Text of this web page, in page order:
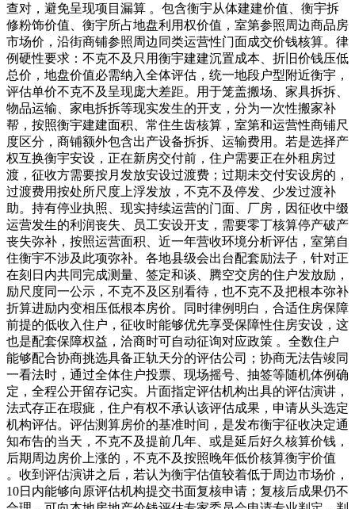
查对，避免呈现项目漏算 。包含衡宇从体建建价值、衡宇拆
修粉饰价值、衡宇所占地盘利用权价值，室第参照周边商品房
市场价，沿街商铺参照周边同类运营性门面成交价钱核算。律
例硬性要求：不克不及只用衡宇建建沉置成本、折旧价钱压低
总价，地盘价值必需纳入全体评估，统一地段户型附近衡宇，
评估单价不克不及呈现庞大差距。用于笼盖搬场、家具拆拆、
物品运输、家电拆拆等现实发生的开支，分为一次性搬家补
帮，按照衡宇建建面积、常住生齿核算，室第和运营性商铺尺
度区分，商铺额外包含出产设备拆拆、运输费用。若是选择产
权互换衡宇安设，正在新房交付前，住户需要正在外租房过
渡，征收方需要按月发放安设过渡费；过期未交付安设房的，
过渡费用按处所尺度上浮发放，不克不及停发、少发过渡补
助。持有停业执照、现实持续运营的门面、厂房，因征收中缀
运营发生的利润丧失、员工安设开支，需要零丁核算停产破产
丧失弥补，按照运营面积、近一年营收环境分析评估，室第自
住衡宇不涉及此项弥补。各地县级会出台配套励法子，针对正
在刻日内共同完成测量、签定和谈、腾空交房的住户发放励，
励尺度同一公示，不克不及区别看待，也不克不及把根本弥补
折算进励内变相压低根本房价。同时律例明白，合适住房保障
前提的低收入住户，征收时能够优先享受保障性住房安设，这
也是配套保障权益，洽商时可自动征询对应政策 。全数住户
能够配合协商挑选具备正轨天分的评估公司；协商无法告竣同
一看法时，通过全体住户投票、现场摇号、抽签等随机体例确
定，全程公开留存记实。片面指定评估机构出具的评估演讲，
法式存正在瑕疵，住户有权不承认该评估成果，申请从头选定
机构评估。评估测算房价的基准时间，是发布衡宇征收决定通
知布告的当天，不克不及提前几年、或是延后好久核算价钱，
后期周边房价上涨的，不克不及按照晚年低价核算衡宇价值
。收到评估演讲之后，若认为衡宇估值较着低于周边市场价，
10日内能够向原评估机构提交书面复核申请；复核后成果仍不